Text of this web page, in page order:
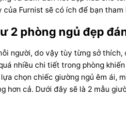
Furnist sẽ có ích để bạn tham
2 phòng ngủ đẹp
người, do vậy tùy từng sở
nhiều chi tiết trong phòng
chọn chiếc giường ngủ êm ái,
hơn cả. Dưới đây sẽ là 2 mẫu